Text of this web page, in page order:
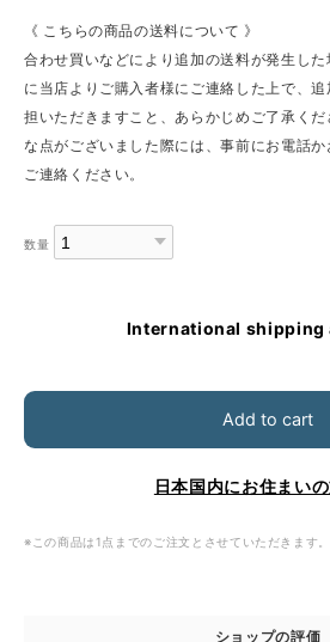
《 こちらの商品の送料について 》
合わせ買いなどにより追加の送料が発生し
に当店よりご購入者様にご連絡した上で、
担いただきますこと、あらかじめご了承く
な点がございました際には、事前にお電話
ご連絡ください。
数量
International shipping
Add to cart
日本国内にお住まい
※この商品は1点までのご注文とさせていただきます。
ショップの評価